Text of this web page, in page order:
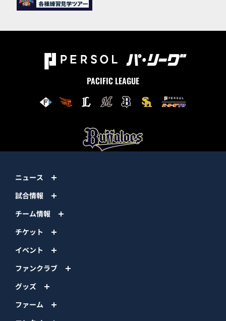
PACIFIC LEAGUE
ニュース
試合情報
チーム情報
チケット
イベント
ファンクラブ
グッズ
ファーム